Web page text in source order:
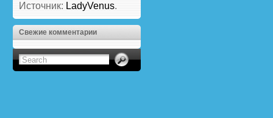
Источник: LadyVenus.
Свежие комментарии